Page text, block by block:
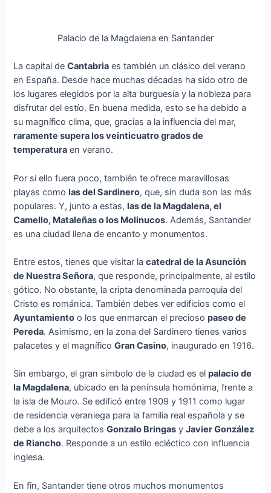
Palacio de la Magdalena en Santander
La capital deCantabria es también un clásico del verano
en España. Desde hace muchas décadas ha sido otro de
los lugares elegidos por la alta burguesía y la nobleza para
disfrutar del estío. En buena medida, esto se ha debido a
su magnífico clima, que, gracias a la influencia del mar,
raramente supera los veinticuatro grados de
temperatura en verano.
Por si ello fuera poco, también te ofrece maravillosas
playas comolas del Sardinero, que, sin duda son las más
populares. Y, junto a estas,las de la Magdalena, el
Camello, Mataleñas o los Molinucos. Además, Santander
es una ciudad llena de encanto y monumentos.
Entre estos, tienes que visitar lacatedral de la Asunción
de Nuestra Señora, que responde, principalmente, al estilo
gótico. No obstante, la cripta denominada parroquia del
Cristo es románica. También debes ver edificios como el
Ayuntamiento o los que enmarcan el preciosopaseo de
Pereda. Asimismo, en la zona del Sardinero tienes varios
palacetes y el magníficoGran Casino, inaugurado en 1916.
Sin embargo, el gran símbolo de la ciudad es elpalacio de
la Magdalena, ubicado en la península homónima, frente a
la isla de Mouro. Se edificó entre 1909 y 1911 como lugar
de residencia veraniega para la familia real española y se
debe a los arquitectosGonzalo Bringas yJavier González
de Riancho. Responde a un estilo ecléctico con influencia
inglesa.
En fin, Santander tiene otros muchos monumentos